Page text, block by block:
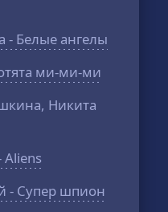
- Белые ангелы
ми-ми-ми
Никита
Aliens
- Супер шпион